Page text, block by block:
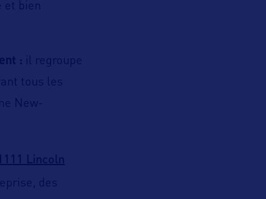
et bien
: il regroupe
tous les
New-
Lincoln
des